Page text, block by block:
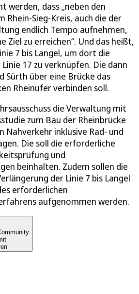
werden, dass „neben den
Rhein-Sieg-Kreis, auch die der
endlich Tempo aufnehmen,
Ziel zu erreichen“. Und das heißt,
7 bis Langel, um dort die
17 zu verknüpfen. Die dann
Sürth über eine Brücke das
Rheinufer verbinden soll.
die Verwaltung mit
zum Bau der Rheinbrücke
Nahverkehr inklusive Rad- und
Die soll die erforderliche
und
beinhalten. Zudem sollen die
der Linie 7 bis Langel
erforderlichen
aufgenommen werden.